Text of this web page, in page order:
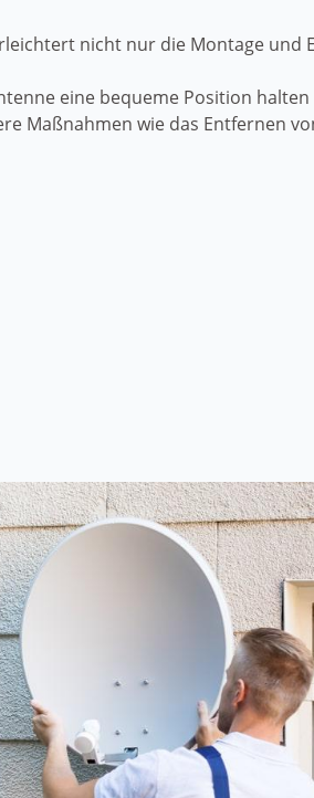
nicht nur die Montage und
eine bequeme Position
Maßnahmen wie das Entfernen